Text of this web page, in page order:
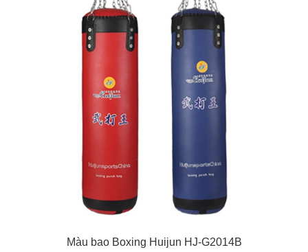
Màu bao Boxing Huijun HJ-G2014B